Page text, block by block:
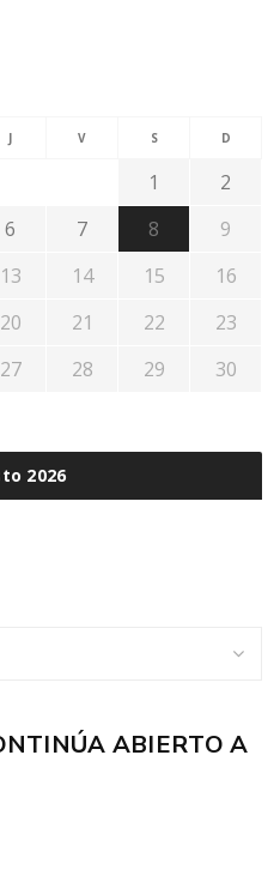
2026
J V S D
1
2
6 7 8
9
13 14 15
16
20 21 22
23
27 28 29
30
ABIERTO A